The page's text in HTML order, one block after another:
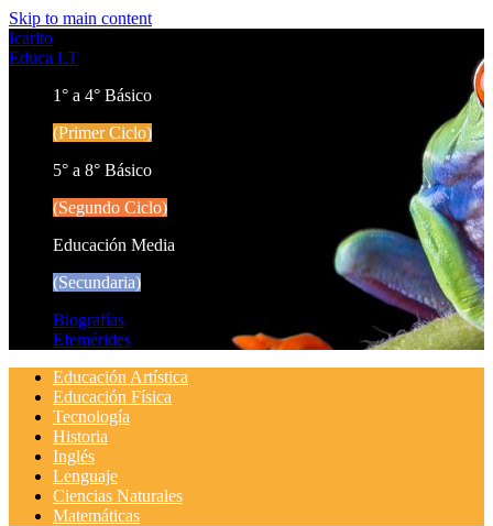
Skip to main content
Icarito
Educa LT
1° a 4° Básico
(Primer Ciclo)
5° a 8° Básico
(Segundo Ciclo)
Educación Media
(Secundaria)
Biografías
Efemérides
Educación Artística
Educación Física
Tecnología
Historia
Inglés
Lenguaje
Ciencias Naturales
Matemáticas